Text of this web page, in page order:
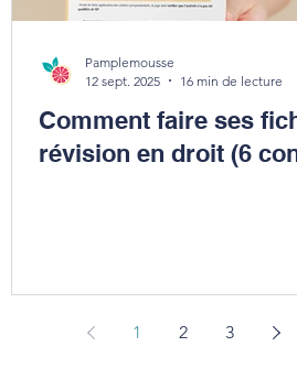
Comment faire ses
révision en droit (6
Pamplemousse
12 sept. 2025
16 min de lecture
1 2 3